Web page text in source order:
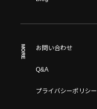
MORE お問い合わせ
Q&A
プライバシーポリシー